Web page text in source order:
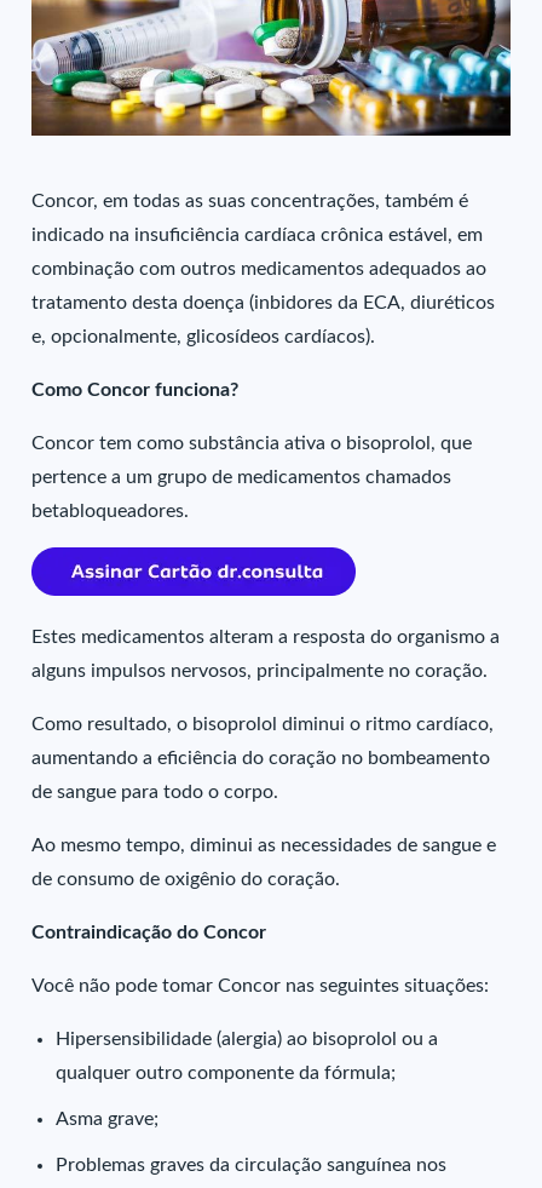
Concor, em todas as suas concentrações, também é
indicado na insuficiência cardíaca crônica estável, em
combinação com outros medicamentos adequados ao
tratamento desta doença (inbidores da ECA, diuréticos
e, opcionalmente, glicosídeos cardíacos).
Como Concor funciona?
Concor tem como substância ativa o bisoprolol, que
pertence a um grupo de medicamentos chamados
betabloqueadores.
Estes medicamentos alteram a resposta do organismo a
alguns impulsos nervosos, principalmente no coração.
Como resultado, o bisoprolol diminui o ritmo cardíaco,
aumentando a eficiência do coração no bombeamento
de sangue para todo o corpo.
Ao mesmo tempo, diminui as necessidades de sangue e
de consumo de oxigênio do coração.
Contraindicação do Concor
Você não pode tomar Concor nas seguintes situações:
Hipersensibilidade (alergia) ao bisoprolol ou a
qualquer outro componente da fórmula;
Asma grave;
Problemas graves da circulação sanguínea nos